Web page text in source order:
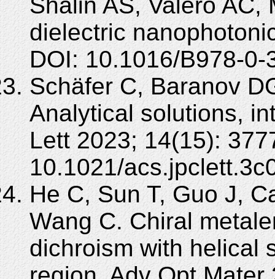
Shalin AS, Valero AC,
dielectric
DOI: 10.1016/B978-
Schäfer C, Baranov
Analytical solutions,
Lett 2023; 14(15):
10.1021/
He C, Sun T, Guo J,
Wang C. Chiral
dichroism with helical